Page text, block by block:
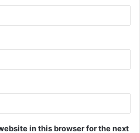
in this browser for the next